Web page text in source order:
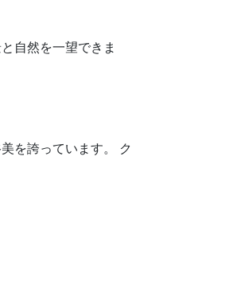
自然を一望できま
を誇っています。 ク